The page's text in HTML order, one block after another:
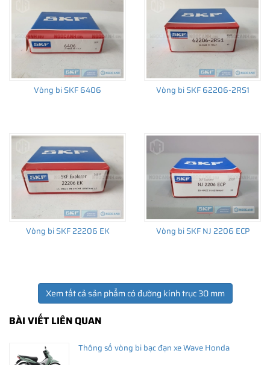
Vòng bi SKF 6406 Vòng bi SKF 62206-2RS1
Vòng bi SKF 22206 EK Vòng bi SKF NJ 2206 ECP
Xem tất cả sản phẩm có đường kính trục 30 mm
BÀI VIẾT LIÊN QUAN
Thông số vòng bi bạc đạn xe Wave Honda